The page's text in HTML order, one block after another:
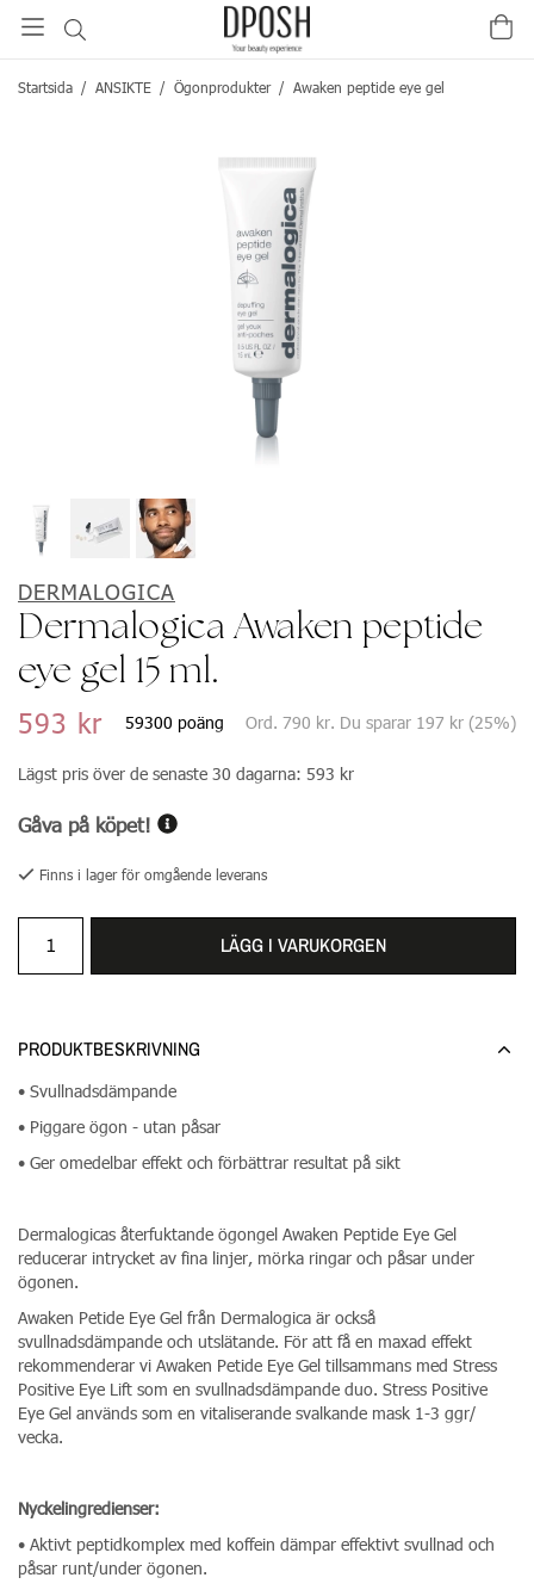
Startsida / ANSIKTE / Ögonprodukter / Awaken peptide eye gel
DERMALOGICA
Dermalogica Awaken peptide
eye gel 15 ml.
593 kr 59300 poäng Ord. 790 kr. Du sparar 197 kr (25%)
Lägst pris över de senaste 30 dagarna: 593 kr
Gåva på köpet!
Finns i lager för omgående leverans
LÄGG I VARUKORGEN
PRODUKTBESKRIVNING
• Svullnadsdämpande
• Piggare ögon - utan påsar
• Ger omedelbar effekt och förbättrar resultat på sikt
Dermalogicas återfuktande ögongel Awaken Peptide Eye Gel
reducerar intrycket av fina linjer, mörka ringar och påsar under
ögonen.
Awaken Petide Eye Gel från Dermalogica är också
svullnadsdämpande och utslätande. För att få en maxad effekt
rekommenderar vi Awaken Petide Eye Gel tillsammans med Stress
Positive Eye Lift som en svullnadsdämpande duo. Stress Positive
Eye Gel används som en vitaliserande svalkande mask 1-3 ggr/
vecka.
Nyckelingredienser:
• Aktivt peptidkomplex med koffein dämpar effektivt svullnad och
påsar runt/under ögonen.